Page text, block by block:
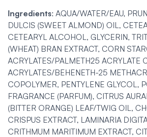
Ingredients: AQUA/WATER/EAU,
DULCIS (SWEET ALMOND) OIL,
CETEARYL ALCOHOL, GLYCERIN,
(WHEAT) BRAN EXTRACT, CORN
ACRYLATES/PALMETH25 ACRYLATE
ACRYLATES/BEHENETH-25
COPOLYMER, PENTYLENE GLYCOL,
FRAGRANCE (PARFUM), CITRUS
(BITTER ORANGE) LEAF/TWIG OIL,
CRISPUS EXTRACT, LAMINARIA
CRITHMUM MARITIMUM EXTRACT,